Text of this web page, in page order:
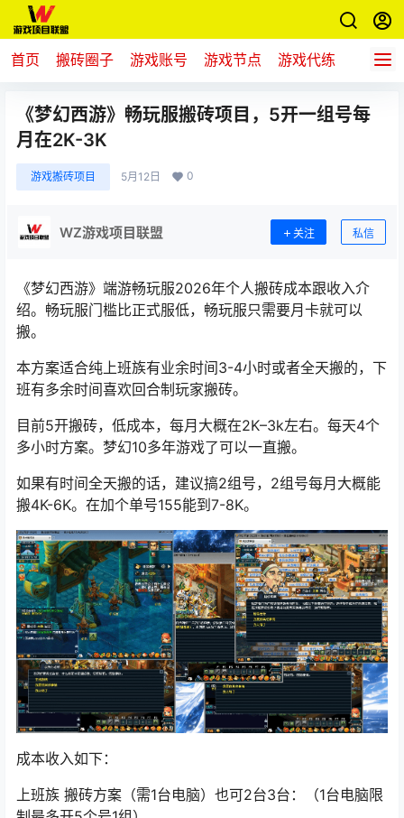
首页 搬砖圈子 游戏账号 游戏节点 游戏代练 新游推
《梦幻西游》畅玩服搬砖项目，5开一组号每
月在2K-3K
游戏搬砖项目 5月12日 0
WZ游戏项目联盟 关注 私信
《梦幻西游》端游畅玩服2026年个人搬砖成本跟收入介
绍。畅玩服门槛比正式服低，畅玩服只需要月卡就可以
搬。
本方案适合纯上班族有业余时间3-4小时或者全天搬的，下
班有多余时间喜欢回合制玩家搬砖。
目前5开搬砖，低成本，每月大概在2K–3k左右。每天4个
多小时方案。梦幻10多年游戏了可以一直搬。
如果有时间全天搬的话，建议搞2组号，2组号每月大概能
搬4K-6K。在加个单号155能到7-8K。
成本收入如下：
上班族 搬砖方案（需1台电脑）也可2台3台：（1台电脑限